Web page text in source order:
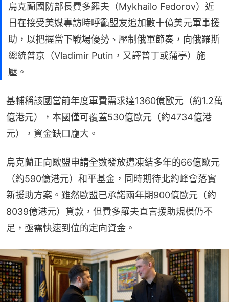
烏克蘭國防部長費多羅夫（Mykhailo Fedorov）近
日在接受美媒專訪時呼籲盟友追加數十億美元軍事援
助，以把握當下戰場優勢、壓制俄軍節奏，向俄羅斯
總統普京（Vladimir Putin，又譯普丁或蒲亭）施
壓。
基輔稱該國當前年度軍費需求達1360億歐元（約1.2萬
億港元），本國僅可覆蓋530億歐元（約4734億港
元），資金缺口龐大。
烏克蘭正向歐盟申請全數發放遭凍結多年的66億歐元
（約590億港元）和平基金，同時期待北約峰會落實
新援助方案。雖然歐盟已承諾兩年期900億歐元（約
8039億港元）貸款，但費多羅夫直言援助規模仍不
足，亟需快速到位的定向資金。